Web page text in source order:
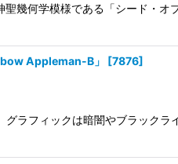
聖幾何学模様である「シード・
Appleman-B」 [7876]
グラフィックは暗闇やブラック